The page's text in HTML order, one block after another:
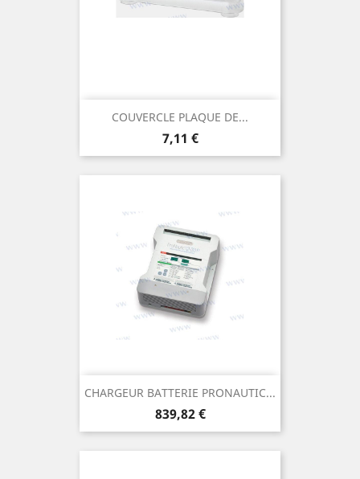
COUVERCLE PLAQUE DE...
Prix
7,11 €
CHARGEUR BATTERIE PRONAUTIC...
Prix
839,82 €